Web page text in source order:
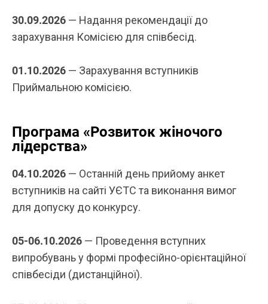
30.09.2026 — Надання рекомендації до
зарахування Комісією для співбесід.
01.10.2026 — Зарахування вступників
Приймальною комісією.
Програма «Розвиток жіночого
лідерства»
04.10.2026 — Останній день прийому анкет
вступників на сайті УЄТС та виконання вимог
для допуску до конкурсу.
05-06.10.2026 — Проведення вступних
випробувань у формі професійно-орієнтаційної
співбесіди (дистанційної).